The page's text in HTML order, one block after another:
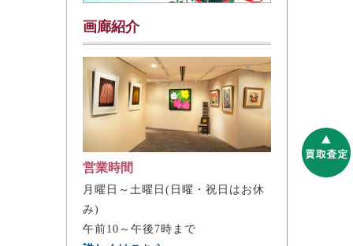
画廊紹介
営業時間
月曜日～土曜日(日曜・祝日はお休
み)
午前10～午後7時まで